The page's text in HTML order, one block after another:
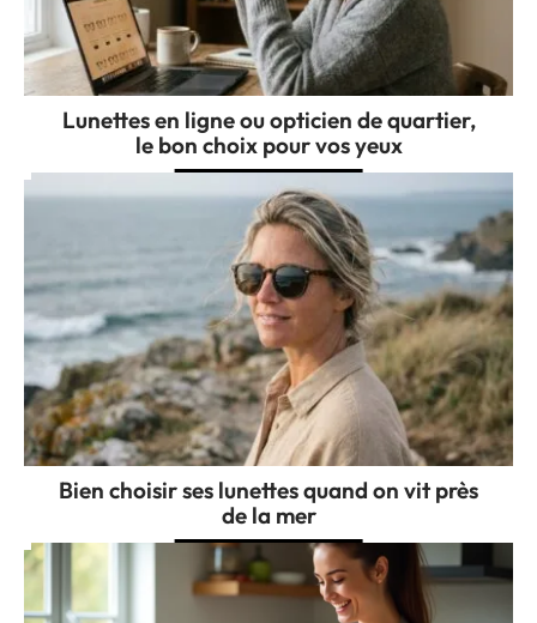
Lunettes en ligne ou opticien de quartier,
le bon choix pour vos yeux
Bien choisir ses lunettes quand on vit près
de la mer